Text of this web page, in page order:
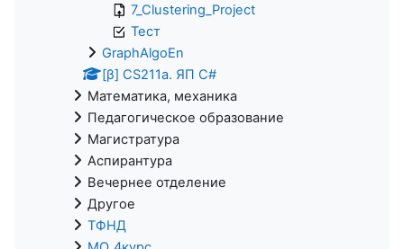
7_Clustering_Project
Тест
GraphAlgoEn
[β] CS211a. ЯП С#
Математика, механика
Педагогическое образование
Магистратура
Аспирантура
Вечернее отделение
Другое
ТФНД